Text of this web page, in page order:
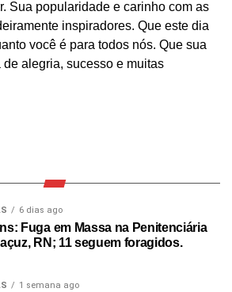
Sua popularidade e carinho com as
inspiradores. Que este dia
você é para todos nós. Que sua
alegria, sucesso e muitas
6 dias ago
Fuga em Massa na Penitenciária
RN; 11 seguem foragidos.
1 semana ago